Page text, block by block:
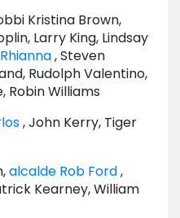
Kristina Brown,
Larry King, Lindsay
Rhianna, Steven
Rudolph Valentino,
Robin Williams
, John Kerry, Tiger
alcalde Rob Ford,
Kearney, William